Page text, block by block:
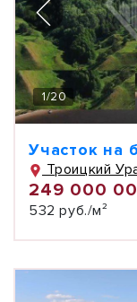
1/20
Участок на
Троицкий
249 000
532 руб./м²